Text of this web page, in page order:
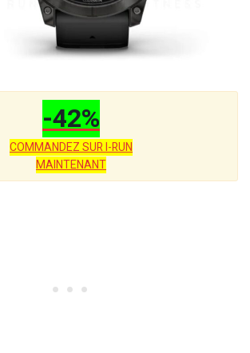
-42%
COMMANDEZ SUR I-RUN
MAINTENANT